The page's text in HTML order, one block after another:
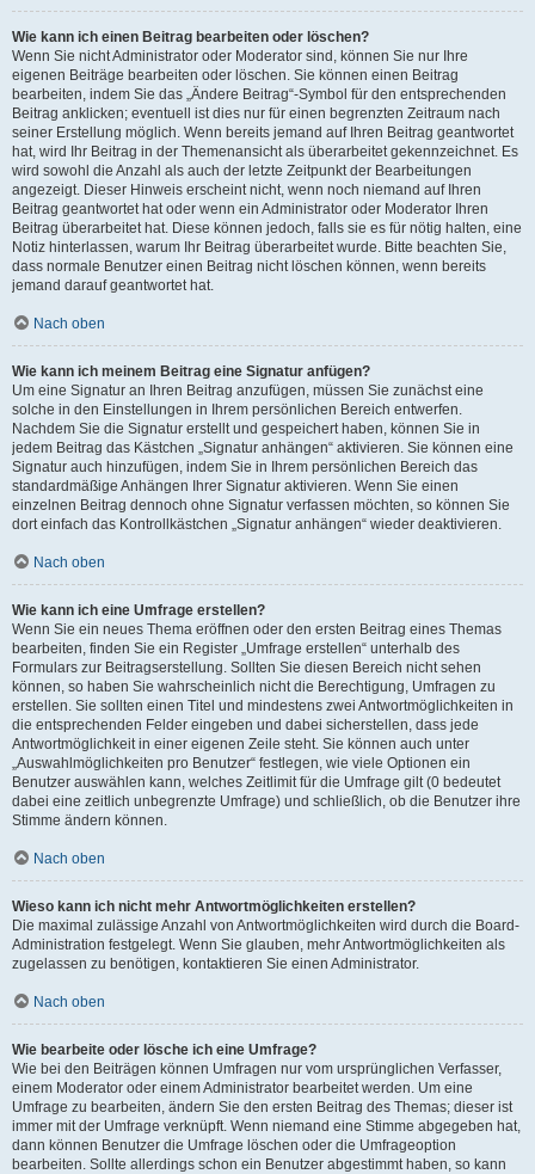
Wie kann ich einen Beitrag bearbeiten oder löschen?
Wenn Sie nicht Administrator oder Moderator sind, können Sie nur Ihre
eigenen Beiträge bearbeiten oder löschen. Sie können einen Beitrag
bearbeiten, indem Sie das „Ändere Beitrag“-Symbol für den entsprechenden
Beitrag anklicken; eventuell ist dies nur für einen begrenzten Zeitraum nach
seiner Erstellung möglich. Wenn bereits jemand auf Ihren Beitrag geantwortet
hat, wird Ihr Beitrag in der Themenansicht als überarbeitet gekennzeichnet. Es
wird sowohl die Anzahl als auch der letzte Zeitpunkt der Bearbeitungen
angezeigt. Dieser Hinweis erscheint nicht, wenn noch niemand auf Ihren
Beitrag geantwortet hat oder wenn ein Administrator oder Moderator Ihren
Beitrag überarbeitet hat. Diese können jedoch, falls sie es für nötig halten, eine
Notiz hinterlassen, warum Ihr Beitrag überarbeitet wurde. Bitte beachten Sie,
dass normale Benutzer einen Beitrag nicht löschen können, wenn bereits
jemand darauf geantwortet hat.
Nach oben
Wie kann ich meinem Beitrag eine Signatur anfügen?
Um eine Signatur an Ihren Beitrag anzufügen, müssen Sie zunächst eine
solche in den Einstellungen in Ihrem persönlichen Bereich entwerfen.
Nachdem Sie die Signatur erstellt und gespeichert haben, können Sie in
jedem Beitrag das Kästchen „Signatur anhängen“ aktivieren. Sie können eine
Signatur auch hinzufügen, indem Sie in Ihrem persönlichen Bereich das
standardmäßige Anhängen Ihrer Signatur aktivieren. Wenn Sie einen
einzelnen Beitrag dennoch ohne Signatur verfassen möchten, so können Sie
dort einfach das Kontrollkästchen „Signatur anhängen“ wieder deaktivieren.
Nach oben
Wie kann ich eine Umfrage erstellen?
Wenn Sie ein neues Thema eröffnen oder den ersten Beitrag eines Themas
bearbeiten, finden Sie ein Register „Umfrage erstellen“ unterhalb des
Formulars zur Beitragserstellung. Sollten Sie diesen Bereich nicht sehen
können, so haben Sie wahrscheinlich nicht die Berechtigung, Umfragen zu
erstellen. Sie sollten einen Titel und mindestens zwei Antwortmöglichkeiten in
die entsprechenden Felder eingeben und dabei sicherstellen, dass jede
Antwortmöglichkeit in einer eigenen Zeile steht. Sie können auch unter
„Auswahlmöglichkeiten pro Benutzer“ festlegen, wie viele Optionen ein
Benutzer auswählen kann, welches Zeitlimit für die Umfrage gilt (0 bedeutet
dabei eine zeitlich unbegrenzte Umfrage) und schließlich, ob die Benutzer ihre
Stimme ändern können.
Nach oben
Wieso kann ich nicht mehr Antwortmöglichkeiten erstellen?
Die maximal zulässige Anzahl von Antwortmöglichkeiten wird durch die Board-
Administration festgelegt. Wenn Sie glauben, mehr Antwortmöglichkeiten als
zugelassen zu benötigen, kontaktieren Sie einen Administrator.
Nach oben
Wie bearbeite oder lösche ich eine Umfrage?
Wie bei den Beiträgen können Umfragen nur vom ursprünglichen Verfasser,
einem Moderator oder einem Administrator bearbeitet werden. Um eine
Umfrage zu bearbeiten, ändern Sie den ersten Beitrag des Themas; dieser ist
immer mit der Umfrage verknüpft. Wenn niemand eine Stimme abgegeben hat,
dann können Benutzer die Umfrage löschen oder die Umfrageoption
bearbeiten. Sollte allerdings schon ein Benutzer abgestimmt haben, so kann